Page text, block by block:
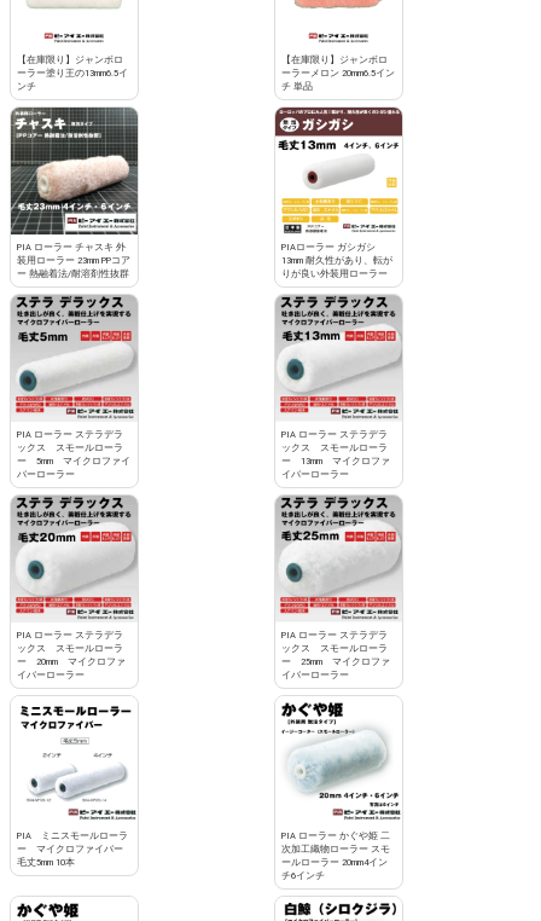
【在庫限り】ジャンボロ
ーラー塗り王の13mm6.5イ
ンチ
【在庫限り】ジャンボロ
ーラーメロン 20mm6.5イン
チ 単品
PIA ローラー チャスキ 外
装用ローラー 23mm PPコア
ー 熱融着法/耐溶剤性抜群
PIAローラー ガシガシ
13mm 耐久性があり、転が
りが良い外装用ローラー
PIA ローラー ステラデラ
ックス スモールローラ
ー 5mm マイクロファイ
バーローラー
PIA ローラー ステラデラ
ックス スモールローラ
ー 13mm マイクロファ
イバーローラー
PIA ローラー ステラデラ
ックス スモールローラ
ー 20mm マイクロファ
イバーローラー
PIA ローラー ステラデラ
ックス スモールローラ
ー 25mm マイクロファ
イバーローラー
PIA ミニスモールローラ
ー マイクロファイバー
毛丈5mm 10本
PIA ローラー かぐや姫 二
次加工織物ローラー スモ
ールローラー 20mm4イン
チ6インチ